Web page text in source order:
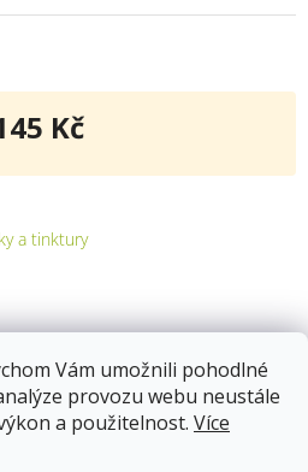
Vám umožnili pohodlné
provozu webu neustále
a použitelnost. Více
a tinktury
Kč